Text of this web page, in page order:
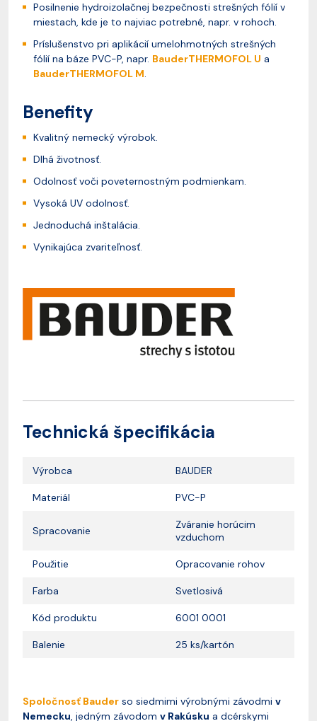
Posilnenie hydroizolačnej bezpečnosti strešných fólií v
miestach, kde je to najviac potrebné, napr. v rohoch.
Príslušenstvo pri aplikácií umelohmotných strešných
fólií na báze PVC-P, napr. BauderTHERMOFOL U a
BauderTHERMOFOL M.
Benefity
Kvalitný nemecký výrobok.
Dlhá životnosť.
Odolnosť voči poveternostným podmienkam.
Vysoká UV odolnosť.
Jednoduchá inštalácia.
Vynikajúca zvariteľnosť.
Technická špecifikácia
Výrobca BAUDER
Materiál PVC-P
Spracovanie
Zváranie horúcim
vzduchom
Použitie Opracovanie rohov
Farba Svetlosivá
Kód produktu 6001 0001
Balenie 25 ks/kartón
Spoločnosť Bauder so siedmimi výrobnými závodmi v
Nemecku, jedným závodom v Rakúsku a dcérskymi